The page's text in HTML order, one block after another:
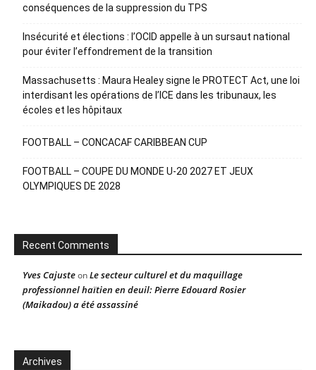
conséquences de la suppression du TPS
Insécurité et élections : l’OCID appelle à un sursaut national
pour éviter l’effondrement de la transition
Massachusetts : Maura Healey signe le PROTECT Act, une loi
interdisant les opérations de l’ICE dans les tribunaux, les
écoles et les hôpitaux
FOOTBALL – CONCACAF CARIBBEAN CUP
FOOTBALL – COUPE DU MONDE U-20 2027 ET JEUX
OLYMPIQUES DE 2028
Recent Comments
Yves CajusteonLe secteur culturel et du maquillage
professionnel haïtien en deuil: Pierre Edouard Rosier
(Maikadou) a été assassiné
Archives